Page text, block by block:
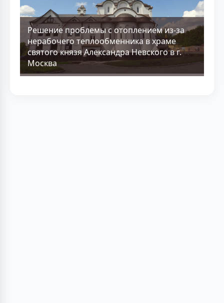
Решение проблемы с отоплением из-за
нерабочего теплообменника в храме
святого князя Александра Невского в г.
Москва